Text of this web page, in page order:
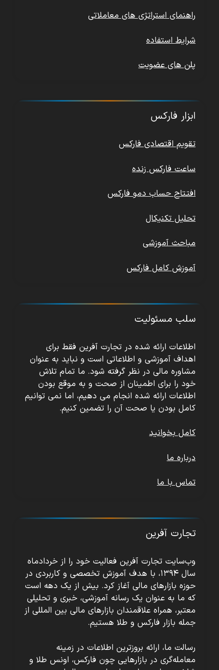
راهنمای استراتژی های معاملاتی
شرایط استفاده
پلن های عضویت
ابزار فارکس
تقویم اقتصادی فارکس
ساعت فارکس زنده
افتتاح حساب دمو فارکس
تحلیل تکنیکال
مباحث آموزشی
آموزش کامل فارکس
سلب مسئولیت
اطلاعات ارائه شده در تجارت آفرین فقط برای
اهداف آموزشی و اطلاعاتی است و نباید به عنوان
مشاوره مالی در نظر گرفته شود. ما تمام تلاش
خود را برای اطمینان از صحت و به موقع بودن
اطلاعات ارائه شده انجام می دهیم، اما نمی توانیم
کامل بودن یا صحت آن را تضمین کنیم.
کامل بخوانید
درباره ما
تماس با ما
تجارت آفرین
وب‌سایت تجارت آفرین فعالیت خود را از خردادماه
سال ۱۳۹۴، با هدف آموزش تخصصی و کاربردی در
حوزه بازارهای مالی آغاز کرد. بیش از یک دهه است
که ما به عنوان یک رسانه آموزشی، خبری و تحلیلی
معتبر، همراه علاقمندان بازارهای مالی بین المللی از
جمله بازار فارکس و طلا هستیم.
رسالت ما، ارائه بروزترین اطلاعات در زمینه
معامله‌گری در بازارهایی چون فارکس، اونس طلا و